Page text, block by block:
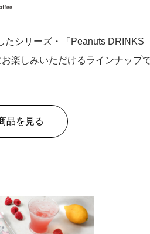
シリーズ・「Peanuts DRINKS
楽しみいただけるラインナップで
品を見る